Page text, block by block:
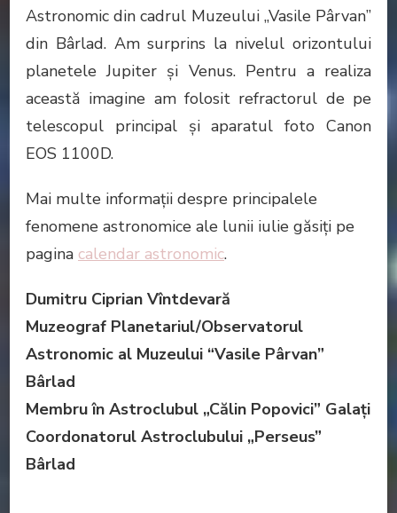
Astronomic din cadrul Muzeului „Vasile Pârvan”
din Bârlad. Am surprins la nivelul orizontului
planetele Jupiter şi Venus. Pentru a realiza
această imagine am folosit refractorul de pe
telescopul principal şi aparatul foto Canon
EOS 1100D.
Mai multe informaţii despre principalele
fenomene astronomice ale lunii iulie găsiţi pe
pagina calendar astronomic.
Dumitru Ciprian Vîntdevară
Muzeograf Planetariul/Observatorul
Astronomic al Muzeului “Vasile Pârvan”
Bârlad
Membru în Astroclubul „Călin Popovici” Galaţi
Coordonatorul Astroclubului „Perseus”
Bârlad